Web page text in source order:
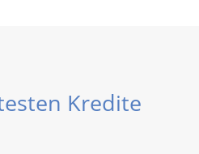
Kredite